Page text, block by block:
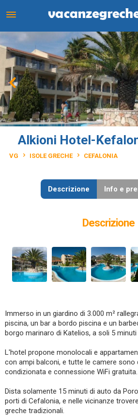
Alkioni Hotel-
VG ISOLE GRECHE CEFALONIA
Descrizione Info e
Descrizione
Immerso in un giardino di 3.000 m²
piscina, un bar a bordo piscina e un
borgo marinaro di Katelios, a soli 5 minuti
L'hotel propone monolocali e
con ampi balconi, e tutte le camere sono
condizionata e connessione WiFi gratuita.
Dista solamente 15 minuti di auto da
porti di Cefalonia, e nelle vicinanze
greche tradizionali.